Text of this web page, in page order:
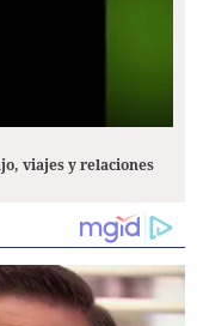
viajes y relaciones